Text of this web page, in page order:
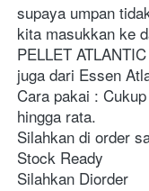
supaya umpan
kita masukkan ke
PELLET
juga dari Essen
Cara pakai :
hingga rata.
Silahkan di order
Stock Ready
Silahkan Diorder